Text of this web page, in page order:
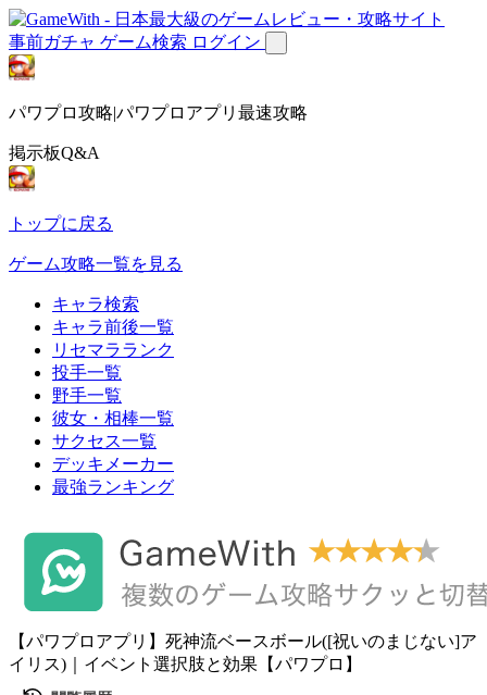
事前ガチャ ゲーム検索 ログイン
パワプロ攻略|パワプロアプリ最速攻略
掲示板Q&A
トップに戻る
ゲーム攻略一覧を見る
キャラ検索
キャラ前後一覧
リセマラランク
投手一覧
野手一覧
彼女・相棒一覧
サクセス一覧
デッキメーカー
最強ランキング
【パワプロアプリ】死神流ベースボール([祝いのまじない]ア
イリス)｜イベント選択肢と効果【パワプロ】